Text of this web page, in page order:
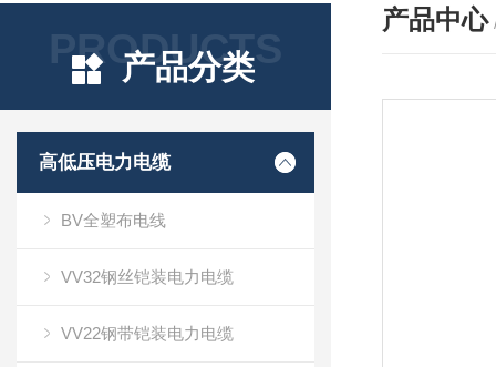
PRODUCTS
产品分类
高低压电力电缆
BV全塑布电线
VV32钢丝铠装电力电缆
VV22钢带铠装电力电缆
产品中心